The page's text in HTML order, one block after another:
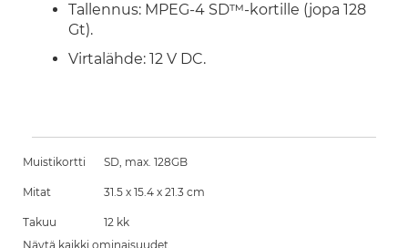
Tallennus: MPEG-4 SD™-kortille (jopa 128
Gt).
Virtalähde: 12 V DC.
Muistikortti SD, max. 128GB
Mitat 31.5 x 15.4 x 21.3 cm
Takuu
12 kk
Näytä kaikki ominaisuudet